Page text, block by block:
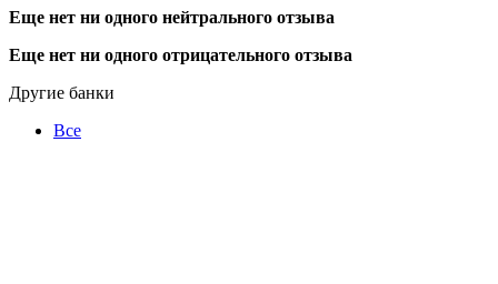
Еще нет ни одного нейтрального отзыва
Еще нет ни одного отрицательного отзыва
Другие банки
Все